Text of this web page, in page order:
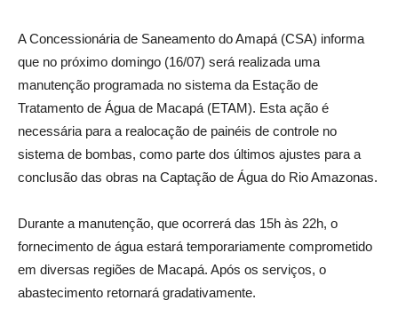
A Concessionária de Saneamento do Amapá (CSA) informa
que no próximo domingo (16/07) será realizada uma
manutenção programada no sistema da Estação de
Tratamento de Água de Macapá (ETAM). Esta ação é
necessária para a realocação de painéis de controle no
sistema de bombas, como parte dos últimos ajustes para a
conclusão das obras na Captação de Água do Rio Amazonas.
Durante a manutenção, que ocorrerá das 15h às 22h, o
fornecimento de água estará temporariamente comprometido
em diversas regiões de Macapá. Após os serviços, o
abastecimento retornará gradativamente.